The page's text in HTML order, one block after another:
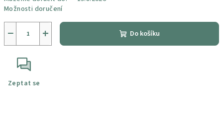
Možnosti doručení
+
− Do košíku
Zeptat se